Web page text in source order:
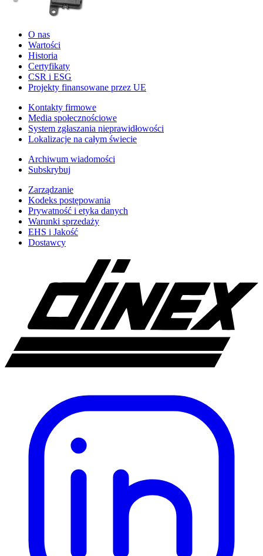
O nas
Wartości
Historia
Certyfikaty
CSR i ESG
Projekty finansowane przez UE
Kontakty firmowe
Media społecznościowe
System zgłaszania nieprawidłowości
Lokalizacje na całym świecie
Archiwum wiadomości
Subskrybuj
Zarządzanie
Kodeks postępowania
Prywatność i etyka danych
Warunki sprzedaży
EHS i Jakość
Dostawcy